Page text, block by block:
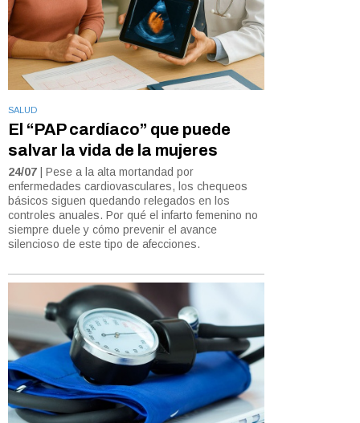
SALUD
El “PAP cardíaco” que puede
salvar la vida de la mujeres
24/07 | Pese a la alta mortandad por
enfermedades cardiovasculares, los chequeos
básicos siguen quedando relegados en los
controles anuales. Por qué el infarto femenino no
siempre duele y cómo prevenir el avance
silencioso de este tipo de afecciones.